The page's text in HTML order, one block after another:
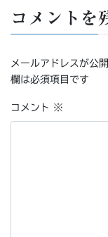
コメントを
メールアドレスが公
欄は必須項目です
コメント ※